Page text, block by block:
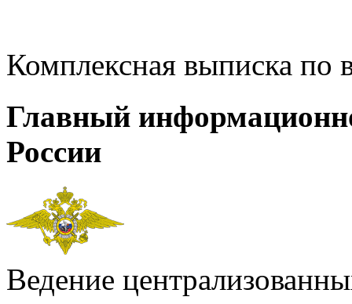
Комплексная выписка
Главный
России
Ведение